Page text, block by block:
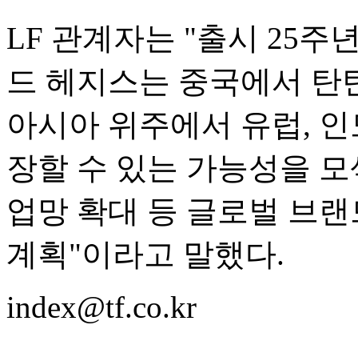
LF 관계자는 "출시 25주
드 헤지스는 중국에서 탄
아시아 위주에서 유럽,
장할 수 있는 가능성을
업망 확대 등 글로벌 브
계획"이라고 말했다.
index@tf.co.kr